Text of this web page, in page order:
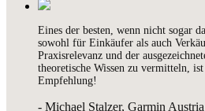
Eines der besten, wenn nicht sogar
sowohl für Einkäufer als auch
Praxisrelevanz und der
theoretische Wissen zu vermitteln,
Empfehlung!
- Michael Stalzer, Garmin